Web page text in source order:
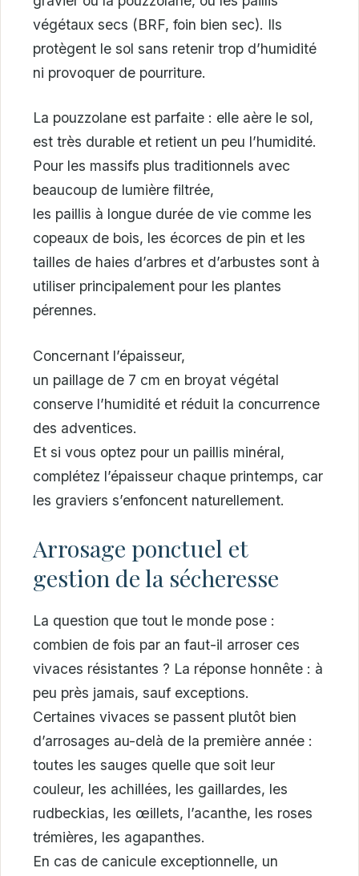
végétaux secs (BRF, foin bien sec). Ils
protègent le sol sans retenir trop d’humidité
ni provoquer de pourriture.
La pouzzolane est parfaite : elle aère le sol,
est très durable et retient un peu l’humidité.
Pour les massifs plus traditionnels avec
beaucoup de lumière filtrée,
les paillis à longue durée de vie comme les
copeaux de bois, les écorces de pin et les
tailles de haies d’arbres et d’arbustes sont à
utiliser principalement pour les plantes
pérennes.
Concernant l’épaisseur,
un paillage de 7 cm en broyat végétal
conserve l’humidité et réduit la concurrence
des adventices.
Et si vous optez pour un paillis minéral,
complétez l’épaisseur chaque printemps, car
les graviers s’enfoncent naturellement.
Arrosage ponctuel et
gestion de la sécheresse
La question que tout le monde pose :
combien de fois par an faut-il arroser ces
vivaces résistantes ? La réponse honnête : à
peu près jamais, sauf exceptions.
Certaines vivaces se passent plutôt bien
d’arrosages au-delà de la première année :
toutes les sauges quelle que soit leur
couleur, les achillées, les gaillardes, les
rudbeckias, les œillets, l’acanthe, les roses
trémières, les agapanthes.
En cas de canicule exceptionnelle, un